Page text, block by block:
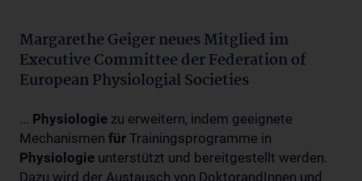
Margarethe Geiger neues Mitglied im
Executive Committee der Federation of
European Physiologial Societies
... Physiologie zu erweitern, indem geeignete
Mechanismen für Trainingsprogramme in
Physiologie unterstützt und bereitgestellt werden.
Dazu wird der Austausch von DoktorandInnen und